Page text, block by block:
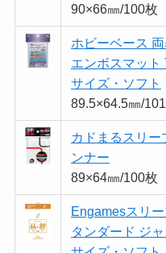
90×66㎜/100枚
ホビーベース
エンボスマット
サイズ・ソフト
89.5×64.5㎜/
カドまるスリー
ンナー
89×64㎜/100枚
Engamesスリー
タンダード ジャ